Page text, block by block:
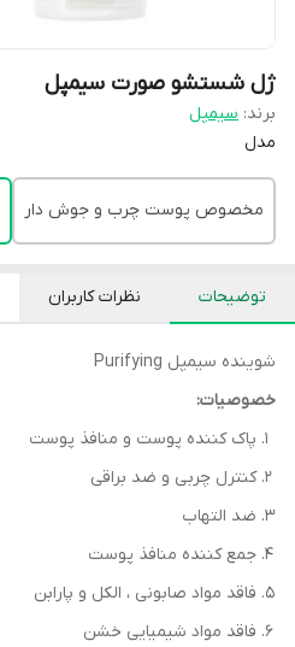
ژل شستشو صورت سیمپل
برند: سیمپل
مدل
مخصوص پوست چرب و جوش دار
توضیحات نظرات کاربران
شوینده سیمپل Purifying
خصوصیات:
پاک کننده پوست و منافذ پوست
کنترل چربی و ضد براقی
ضد التهاب
جمع کننده منافذ پوست
فاقد مواد صابونی ، الکل و پارابن
فاقد مواد شیمیایی خشن